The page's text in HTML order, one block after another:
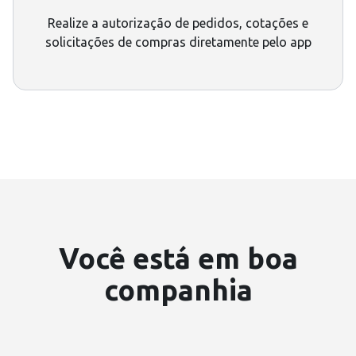
Realize a autorização de pedidos, cotações e
solicitações de compras diretamente pelo app
Você está em boa
companhia